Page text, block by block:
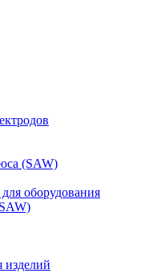
(SAW)
оборудования
изделий